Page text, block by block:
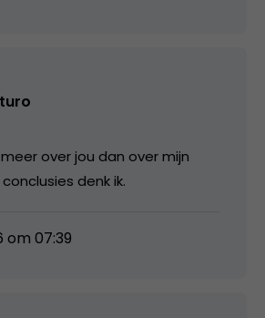
over jou dan over mijn
denk ik.
om 07:39